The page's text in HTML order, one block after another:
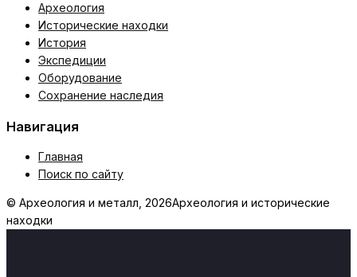
Археология
Исторические находки
История
Экспедиции
Оборудование
Сохранение наследия
Навигация
Главная
Поиск по сайту
© Археология и металл, 2026Археология и исторические
находки